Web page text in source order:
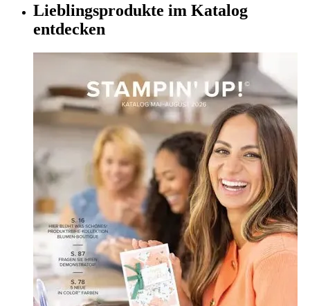
Lieblingsprodukte im Katalog
entdecken